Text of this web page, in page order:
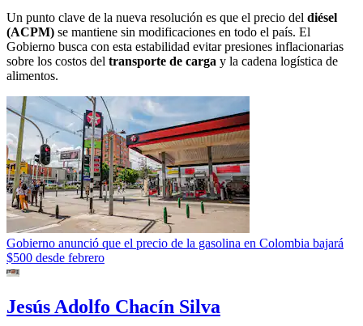
Un punto clave de la nueva resolución es que el precio del diésel
(ACPM) se mantiene sin modificaciones en todo el país. El
Gobierno busca con esta estabilidad evitar presiones inflacionarias
sobre los costos del transporte de carga y la cadena logística de
alimentos.
Gobierno anunció que el precio de la gasolina en Colombia bajará
$500 desde febrero
Jesús Adolfo Chacín Silva